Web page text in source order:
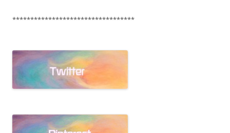
**********************************